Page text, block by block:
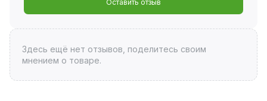
Оставить отзыв
Здесь ещё нет отзывов, поделитесь своим
мнением о товаре.